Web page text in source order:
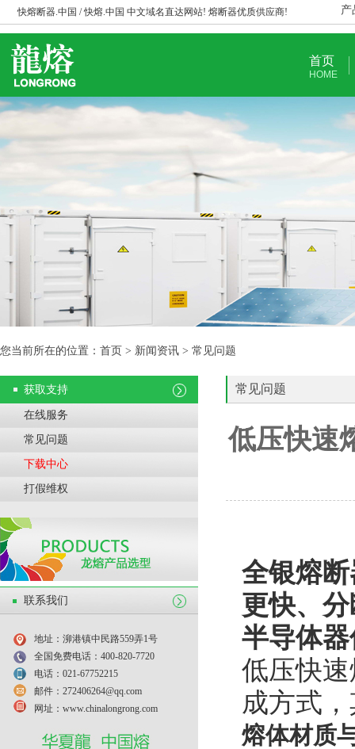
快熔断器.中国 / 快熔.中国 中文域名直达网站! 熔断器优质供应商! 产
首页
HOME
您当前所在的位置：首页 > 新闻资讯 > 常见问题
获取支持
在线服务
常见问题
下载中心
打假维权
联系我们
地址：泖港镇中民路559弄1号
全国免费电话：400-820-7720
电话：021-67752215
邮件：272406264@qq.com
网址：www.chinalongrong.com
常见问题
低压快速
全银熔
更快、
半导体
低压快
成方式
熔体材质